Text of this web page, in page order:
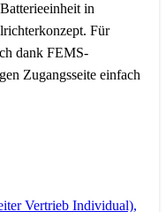
in
Für
dank FEMS-
Zugangsseite einfach